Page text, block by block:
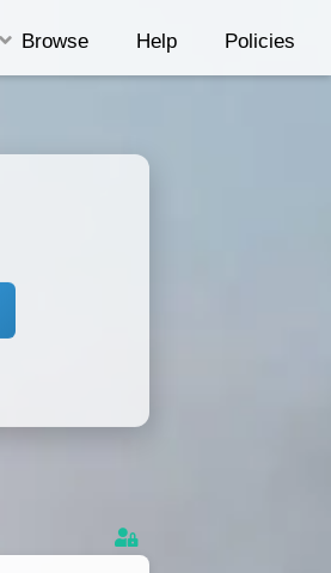
Browse Help Policies